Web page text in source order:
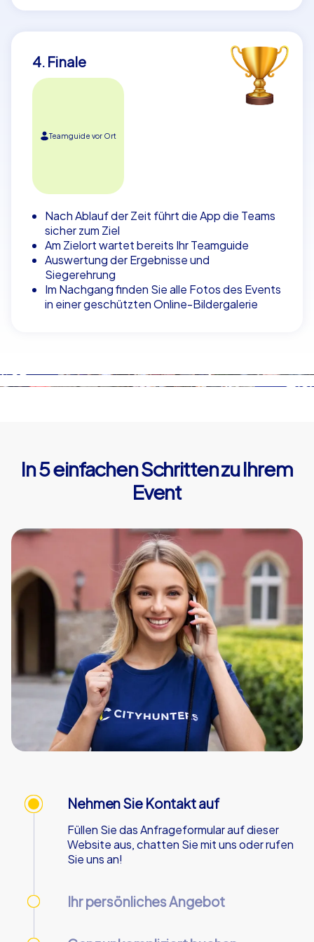
4. Finale
Teamguide vor Ort
Nach Ablauf der Zeit führt die App die Teams
sicher zum Ziel
Am Zielort wartet bereits Ihr Teamguide
Auswertung der Ergebnisse und
Siegerehrung
Im Nachgang finden Sie alle Fotos des Events
in einer geschützten Online-Bildergalerie
In 5 einfachen Schritten zu Ihrem
Event
Nehmen Sie Kontakt auf
Füllen Sie das Anfrageformular auf dieser
Website aus, chatten Sie mit uns oder rufen
Sie uns an!
Ihr persönliches Angebot